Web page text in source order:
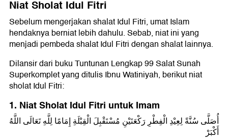
Niat Sholat Idul Fitri
Sebelum mengerjakan shalat Idul Fitri, umat Islam
hendaknya berniat lebih dahulu. Sebab, niat ini yang
menjadi pembeda shalat Idul Fitri dengan shalat lainnya.
Dilansir dari buku Tuntunan Lengkap 99 Salat Sunah
Superkomplet yang ditulis Ibnu Watiniyah, berikut niat
sholat Idul Fitri:
1. Niat Sholat Idul Fitri untuk Imam
أُصَلَّى سُنَّةً لِعِيْدِ الْفِطْرِ رَكْعَتَيْنِ مُسْتَقْبِلَ الْقِبْلَةِ إِمَامًا لِلَّهِ تَعَالَى اللَّهُ
أَكْبَرْ